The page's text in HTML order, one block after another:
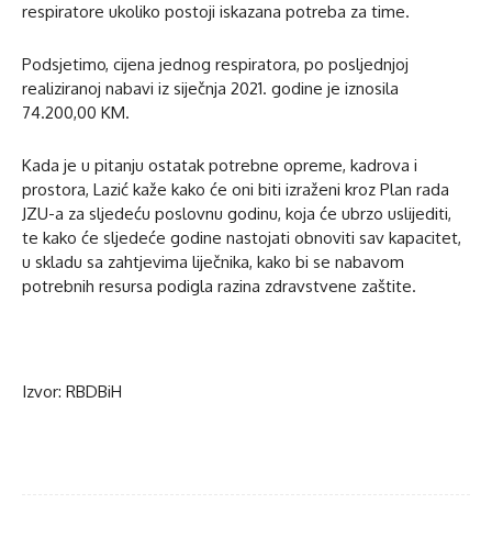
respiratore ukoliko postoji iskazana potreba za time.
Podsjetimo, cijena jednog respiratora, po posljednjoj
realiziranoj nabavi iz siječnja 2021. godine je iznosila
74.200,00 KM.
Kada je u pitanju ostatak potrebne opreme, kadrova i
prostora, Lazić kaže kako će oni biti izraženi kroz Plan rada
JZU-a za sljedeću poslovnu godinu, koja će ubrzo uslijediti,
te kako će sljedeće godine nastojati obnoviti sav kapacitet,
u skladu sa zahtjevima liječnika, kako bi se nabavom
potrebnih resursa podigla razina zdravstvene zaštite.
Izvor: RBDBiH